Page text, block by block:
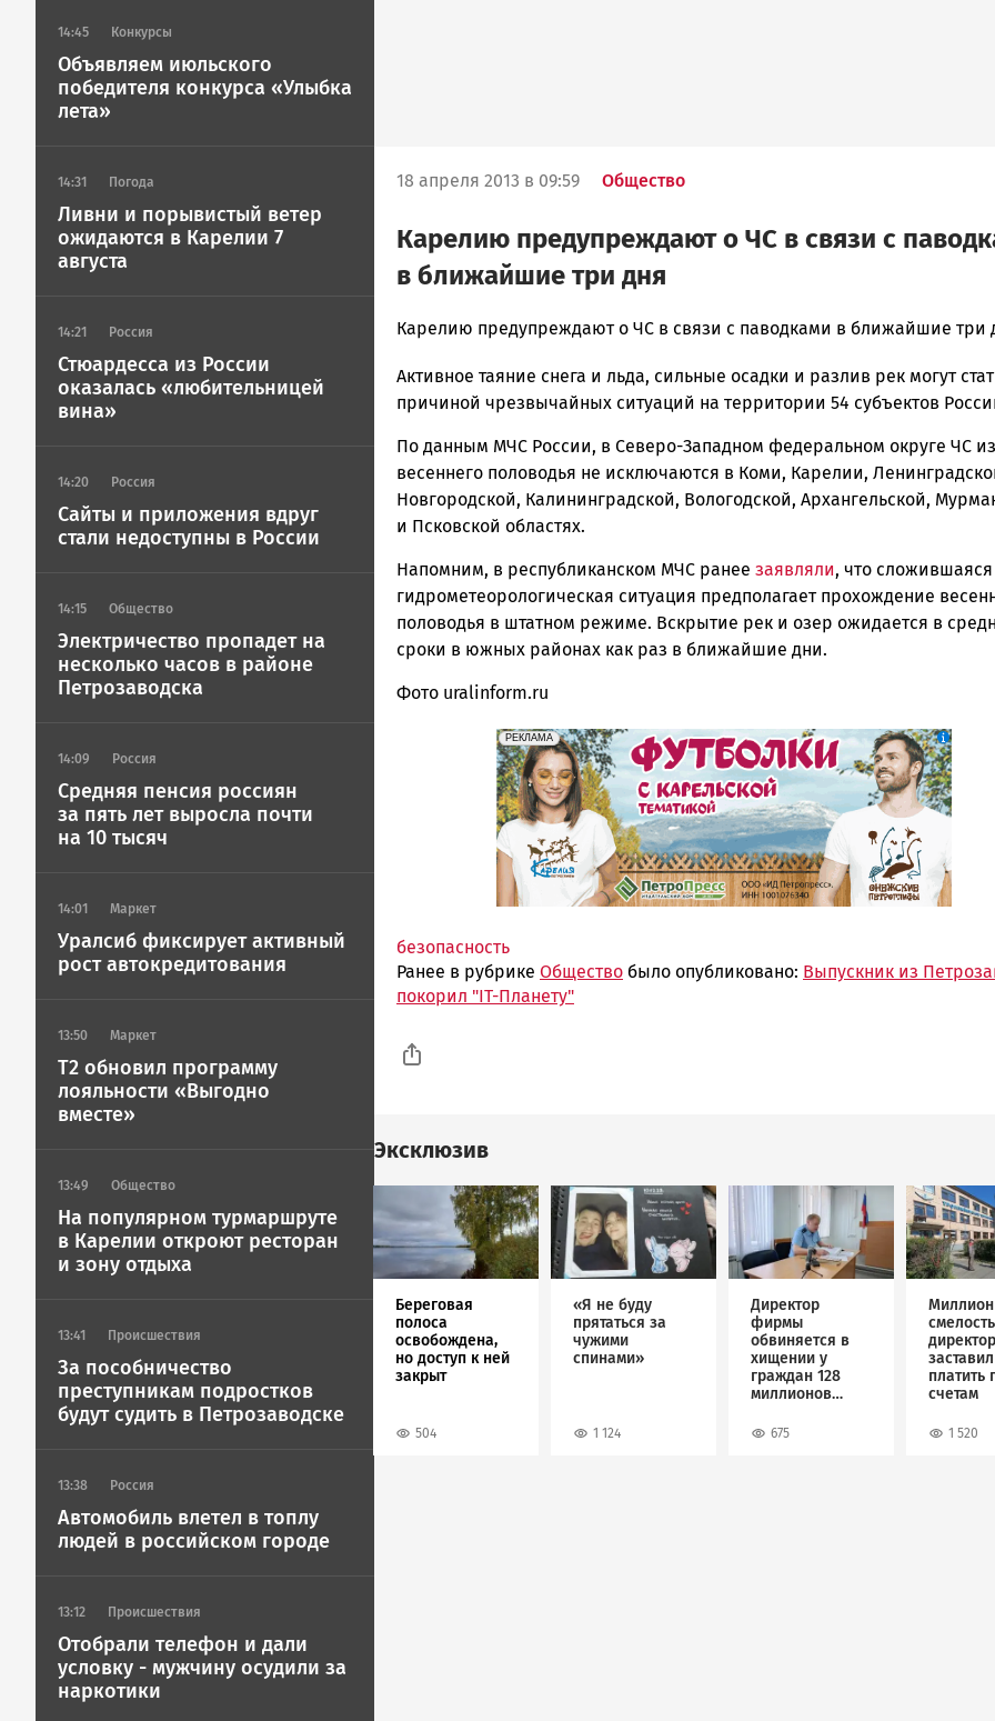
14:45 Конкурсы
Объявляем июльского
победителя конкурса «Улыбка
лета»
14:31 Погода
Ливни и порывистый ветер
ожидаются в Карелии 7
августа
14:21 Россия
Стюардесса из России
оказалась «любительницей
вина»
14:20 Россия
Сайты и приложения вдруг
стали недоступны в России
14:15 Общество
Электричество пропадет на
несколько часов в районе
Петрозаводска
14:09 Россия
Средняя пенсия россиян
за пять лет выросла почти
на 10 тысяч
14:01 Маркет
Уралсиб фиксирует активный
рост автокредитования
13:50 Маркет
T2 обновил программу
лояльности «Выгодно
вместе»
13:49 Общество
На популярном турмаршруте
в Карелии откроют ресторан
и зону отдыха
13:41 Происшествия
За пособничество
преступникам подростков
будут судить в Петрозаводске
13:38 Россия
Автомобиль влетел в топлу
людей в российском городе
13:12 Происшествия
Отобрали телефон и дали
условку - мужчину осудили за
наркотики
18 апреля 2013 в 09:59 Общество
Карелию предупреждают о ЧС в связи с
в ближайшие три дня
admintimur
Петрозаводска
и
|
Петрозаводск
ГОВОРИТ
Карелию предупреждают о ЧС в связи с паводками в ближайшие три
Активное таяние снега и льда, сильные осадки и разлив рек могут
причиной чрезвычайных ситуаций на территории 54 субъектов
По данным МЧС России, в Северо-Западном федеральном округе ЧС
весеннего половодья не исключаются в Коми, Карелии,
Новгородской, Калининградской, Вологодской, Архангельской,
и Псковской областях.
Напомним, в республиканском МЧС ранее заявляли, что
гидрометеорологическая ситуация предполагает прохождение
половодья в штатном режиме. Вскрытие рек и озер ожидается в
сроки в южных районах как раз в ближайшие дни.
Фото uralinform.ru
erid: Pb3XmBtzt7qh4nNaikXnuHE1bzSb6Vb4eeL28Ue
РЕКЛАМА
Реклама
безопасность
Ранее в рубрике Общество было опубликовано: Выпускник из
покорил "IT-Планету"
Эксклюзив
Береговая
полоса
освобождена,
но доступ к ней
закрыт
504
Image
«Я не буду
прятаться за
чужими
спинами»
1 124
Директор
фирмы
обвиняется в
хищении у
граждан 128
миллионов
675
Image
платить
счетам
1 520